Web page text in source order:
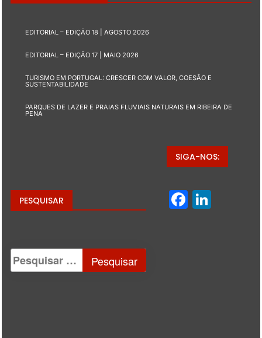
EDITORIAL – EDIÇÃO 18 | AGOSTO 2026
EDITORIAL – EDIÇÃO 17 | MAIO 2026
TURISMO EM PORTUGAL: CRESCER COM VALOR, COESÃO E
SUSTENTABILIDADE
PARQUES DE LAZER E PRAIAS FLUVIAIS NATURAIS EM RIBEIRA DE
PENA
PESQUISAR
SIGA-NOS: